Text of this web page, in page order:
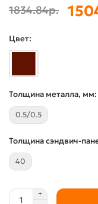
1834.84р.
Цвет:
Толщина металла, мм:
0.5/0.5
Толщина сэндвич-
40